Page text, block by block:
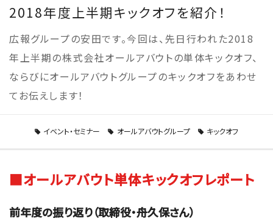
2018年度上半期キックオフを紹介！
広報グループの安田です。今回は、先日行われた2018
年上半期の株式会社オールアバウトの単体キックオフ、
ならびにオールアバウトグループのキックオフをあわせ
てお伝えします！
イベント・セミナー オールアバウトグループ キックオフ
■オールアバウト単体キックオフレポート
前年度の振り返り（取締役・舟久保さん）